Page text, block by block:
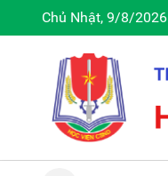
Chủ Nhật, 9/8/2026